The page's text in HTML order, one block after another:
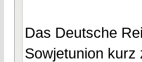
Das Deutsche
Sowjetunion kurz